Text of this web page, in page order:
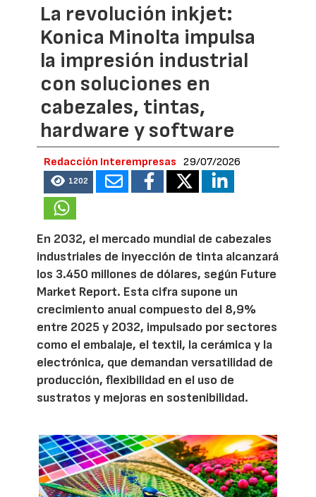
La revolución inkjet:
Konica Minolta impulsa
la impresión industrial
con soluciones en
cabezales, tintas,
hardware y software
Redacción Interempresas 29/07/2026
1202
En 2032, el mercado mundial de cabezales
industriales de inyección de tinta alcanzará
los 3.450 millones de dólares, según Future
Market Report. Esta cifra supone un
crecimiento anual compuesto del 8,9%
entre 2025 y 2032, impulsado por sectores
como el embalaje, el textil, la cerámica y la
electrónica, que demandan versatilidad de
producción, flexibilidad en el uso de
sustratos y mejoras en sostenibilidad.